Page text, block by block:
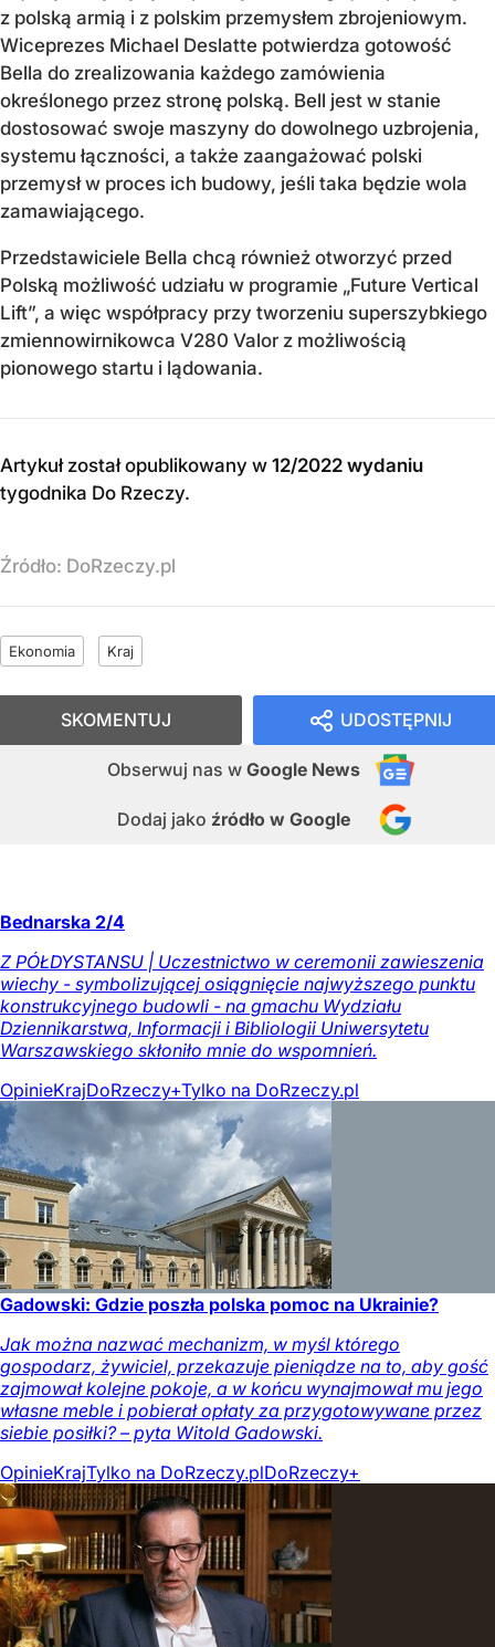
z polską armią i z polskim przemysłem zbrojeniowym.
Wiceprezes Michael Deslatte potwierdza gotowość
Bella do zrealizowania każdego zamówienia
określonego przez stronę polską. Bell jest w stanie
dostosować swoje maszyny do dowolnego uzbrojenia,
systemu łączności, a także zaangażować polski
przemysł w proces ich budowy, jeśli taka będzie wola
zamawiającego.
Przedstawiciele Bella chcą również otworzyć przed
Polską możliwość udziału w programie „Future Vertical
Lift”, a więc współpracy przy tworzeniu superszybkiego
zmiennowirnikowca V280 Valor z możliwością
pionowego startu i lądowania.
Artykuł został opublikowany w 12/2022 wydaniu
tygodnika Do Rzeczy.
Źródło: DoRzeczy.pl
Ekonomia Kraj
UDOSTĘPNIJ
Obserwuj nas w Google News
Dodaj jako źródło w Google
SKOMENTUJ
Bednarska 2/4
Z PÓŁDYSTANSU | Uczestnictwo w ceremonii zawieszenia
wiechy - symbolizującej osiągnięcie najwyższego punktu
konstrukcyjnego budowli - na gmachu Wydziału
Dziennikarstwa, Informacji i Bibliologii Uniwersytetu
Warszawskiego skłoniło mnie do wspomnień.
OpinieKrajDoRzeczy+Tylko na DoRzeczy.pl
Gadowski: Gdzie poszła polska pomoc na Ukrainie?
Jak można nazwać mechanizm, w myśl którego
gospodarz, żywiciel, przekazuje pieniądze na to, aby gość
zajmował kolejne pokoje, a w końcu wynajmował mu jego
własne meble i pobierał opłaty za przygotowywane przez
siebie posiłki? – pyta Witold Gadowski.
OpinieKrajTylko na DoRzeczy.plDoRzeczy+